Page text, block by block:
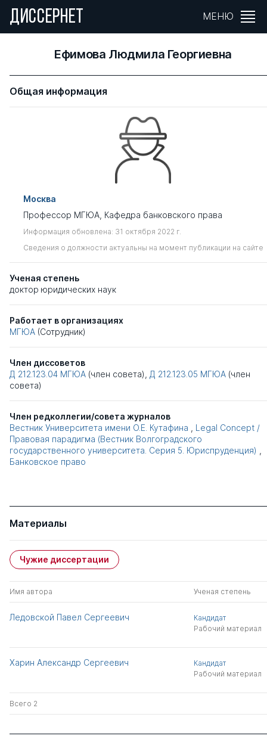
ДИССЕРНЕТ МЕНЮ
Ефимова Людмила Георгиевна
Общая информация
Москва
Профессор МГЮА, Кафедра банковского права
Информация обновлена: 31 октября 2022 г.
Сведения о должности актуальны на момент публикации на сайте
Ученая степень
доктор юридических наук
Работает в организациях
МГЮА (Сотрудник)
Член диссоветов
Д 212.123.04 МГЮА (член совета), Д 212.123.05 МГЮА (член
совета)
Член редколлегии/совета журналов
Вестник Университета имени О.Е. Кутафина
Legal Concept /
Правовая парадигма (Вестник Волгоградского
государственного университета. Серия 5. Юриспруденция)
Банковское право
Материалы
Чужие диссертации
Имя автора Ученая степень
Ледовской Павел Сергеевич
Кандидат
Рабочий материал
Харин Александр Сергеевич
Кандидат
Рабочий материал
Всего 2